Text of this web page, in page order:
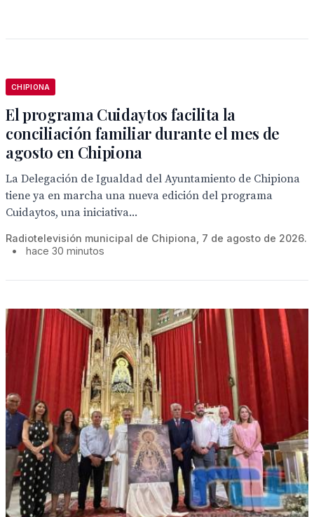
CHIPIONA
El programa Cuidaytos facilita la
conciliación familiar durante el mes de
agosto en Chipiona
La Delegación de Igualdad del Ayuntamiento de Chipiona
tiene ya en marcha una nueva edición del programa
Cuidaytos, una iniciativa...
Radiotelevisión municipal de Chipiona, 7 de agosto de 2026.
•
hace 30 minutos